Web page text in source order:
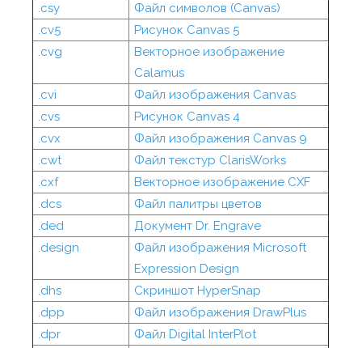
.csy
Файл символов (Canvas)
.cv5
Рисунок Canvas 5
.cvg
Векторное изображение
Calamus
.cvi
Файл изображения Canvas
.cvs
Рисунок Canvas 4
.cvx
Файл изображения Canvas 9
.cwt
Файл текстур ClarisWorks
.cxf
Векторное изображение CXF
.dcs
Файл палитры цветов
.ded
Документ Dr. Engrave
.design
Файл изображения Microsoft
Expression Design
.dhs
Скриншот HyperSnap
.dpp
Файл изображения DrawPlus
.dpr
Файл Digital InterPlot